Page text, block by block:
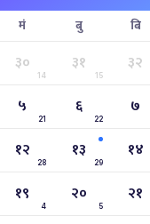
मं बु बि
३०
14
३१
15
३२
५
21
६
22
७
१२
28
१३
29
१४
१९
4
२०
5
२१